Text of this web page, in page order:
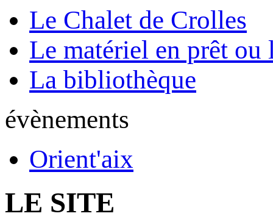
Le Chalet de Crolles
Le matériel en prêt ou
La bibliothèque
évènements
Orient'aix
LE SITE